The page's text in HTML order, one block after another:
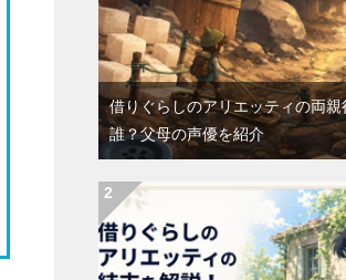
借りぐらしのアリエッティの両親
誰？父母の声優を紹介